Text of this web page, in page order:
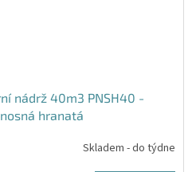
nádrž 40m3 PNSH40 -
hranatá
Skladem - do týdne